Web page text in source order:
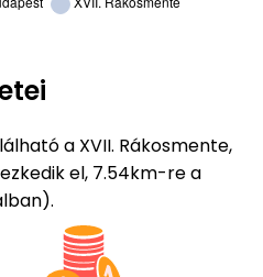
a XVII. Rákosmente,
el, 7.54km-re a